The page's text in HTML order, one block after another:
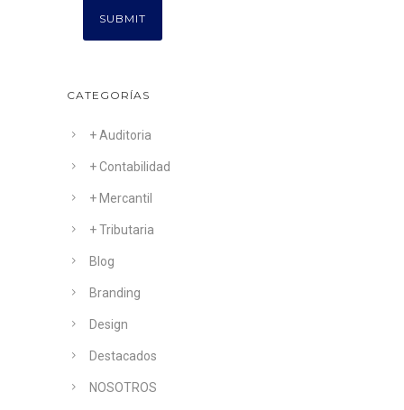
CATEGORÍAS
+ Auditoria
+ Contabilidad
+ Mercantil
+ Tributaria
Blog
Branding
Design
Destacados
NOSOTROS